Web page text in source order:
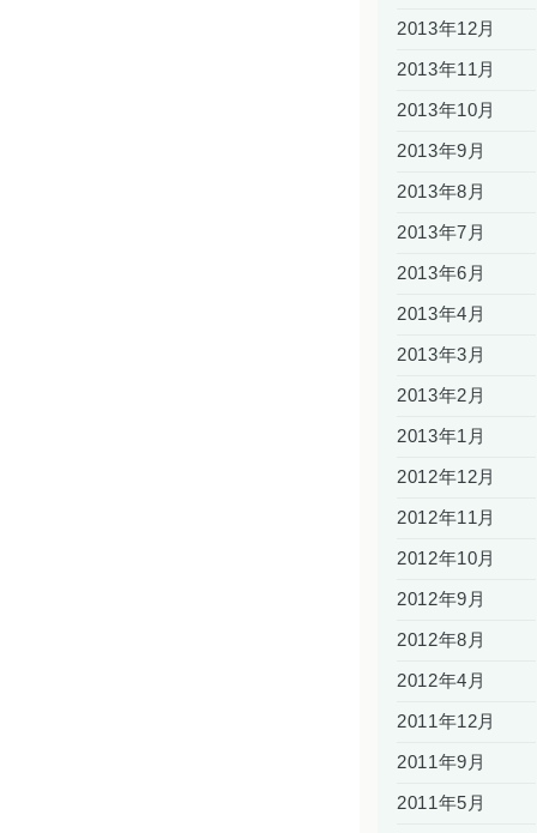
2013年12月
2013年11月
2013年10月
2013年9月
2013年8月
2013年7月
2013年6月
2013年4月
2013年3月
2013年2月
2013年1月
2012年12月
2012年11月
2012年10月
2012年9月
2012年8月
2012年4月
2011年12月
2011年9月
2011年5月